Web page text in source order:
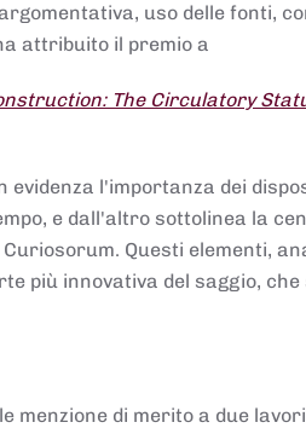
uso delle fonti,
attribuito il premio a
The Circulatory
l'importanza dei
e dall'altro sottolinea la
Questi elementi,
più innovativa del saggio,
menzione di merito a due